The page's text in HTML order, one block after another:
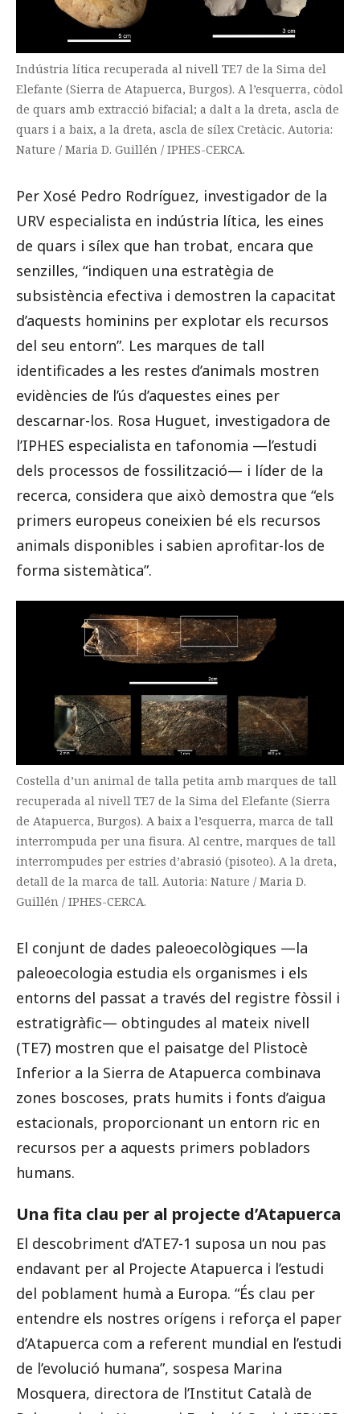
Indústria lítica recuperada al nivell TE7 de la Sima del
Elefante (Sierra de Atapuerca, Burgos). A l’esquerra, còdol
de quars amb extracció bifacial; a dalt a la dreta, ascla de
quars i a baix, a la dreta, ascla de sílex Cretàcic. Autoria:
Nature / Maria D. Guillén / IPHES-CERCA.
Per Xosé Pedro Rodríguez, investigador de la
URV especialista en indústria lítica, les eines
de quars i sílex que han trobat, encara que
senzilles, “indiquen una estratègia de
subsistència efectiva i demostren la capacitat
d’aquests hominins per explotar els recursos
del seu entorn”. Les marques de tall
identificades a les restes d’animals mostren
evidències de l’ús d’aquestes eines per
descarnar-los. Rosa Huguet, investigadora de
l’IPHES especialista en tafonomia —l’estudi
dels processos de fossilització— i líder de la
recerca, considera que això demostra que “els
primers europeus coneixien bé els recursos
animals disponibles i sabien aprofitar-los de
forma sistemàtica”.
Costella d’un animal de talla petita amb marques de tall
recuperada al nivell TE7 de la Sima del Elefante (Sierra
de Atapuerca, Burgos). A baix a l’esquerra, marca de tall
interrompuda per una fisura. Al centre, marques de tall
interrompudes per estries d’abrasió (pisoteo). A la dreta,
detall de la marca de tall. Autoria: Nature / Maria D.
Guillén / IPHES-CERCA.
El conjunt de dades paleoecològiques —la
paleoecologia estudia els organismes i els
entorns del passat a través del registre fòssil i
estratigràfic— obtingudes al mateix nivell
(TE7) mostren que el paisatge del Plistocè
Inferior a la Sierra de Atapuerca combinava
zones boscoses, prats humits i fonts d’aigua
estacionals, proporcionant un entorn ric en
recursos per a aquests primers pobladors
humans.
Una fita clau per al projecte d’Atapuerca
El descobriment d’ATE7-1 suposa un nou pas
endavant per al Projecte Atapuerca i l’estudi
del poblament humà a Europa. “És clau per
entendre els nostres orígens i reforça el paper
d’Atapuerca com a referent mundial en l’estudi
de l’evolució humana”, sospesa Marina
Mosquera, directora de l’Institut Català de